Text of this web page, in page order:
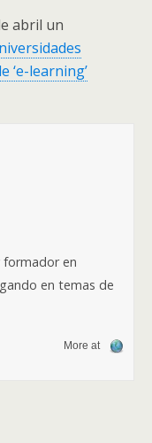
abril un
‘e-learning’
formador en
en temas de
More at